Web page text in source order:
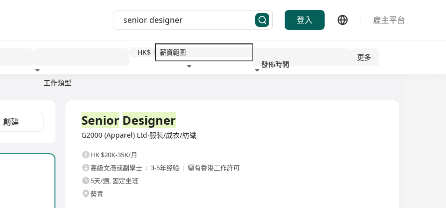
登入 雇主平台
工作類型
HK$
發佈時間
更多
創建 Senior Designer
G2000 (Apparel) Ltd·服裝/成衣/紡織
HK $20K-35K/月
高級文憑或副學士
3-5年经验
需有香港工作許可
5天/週, 固定坐班
葵青